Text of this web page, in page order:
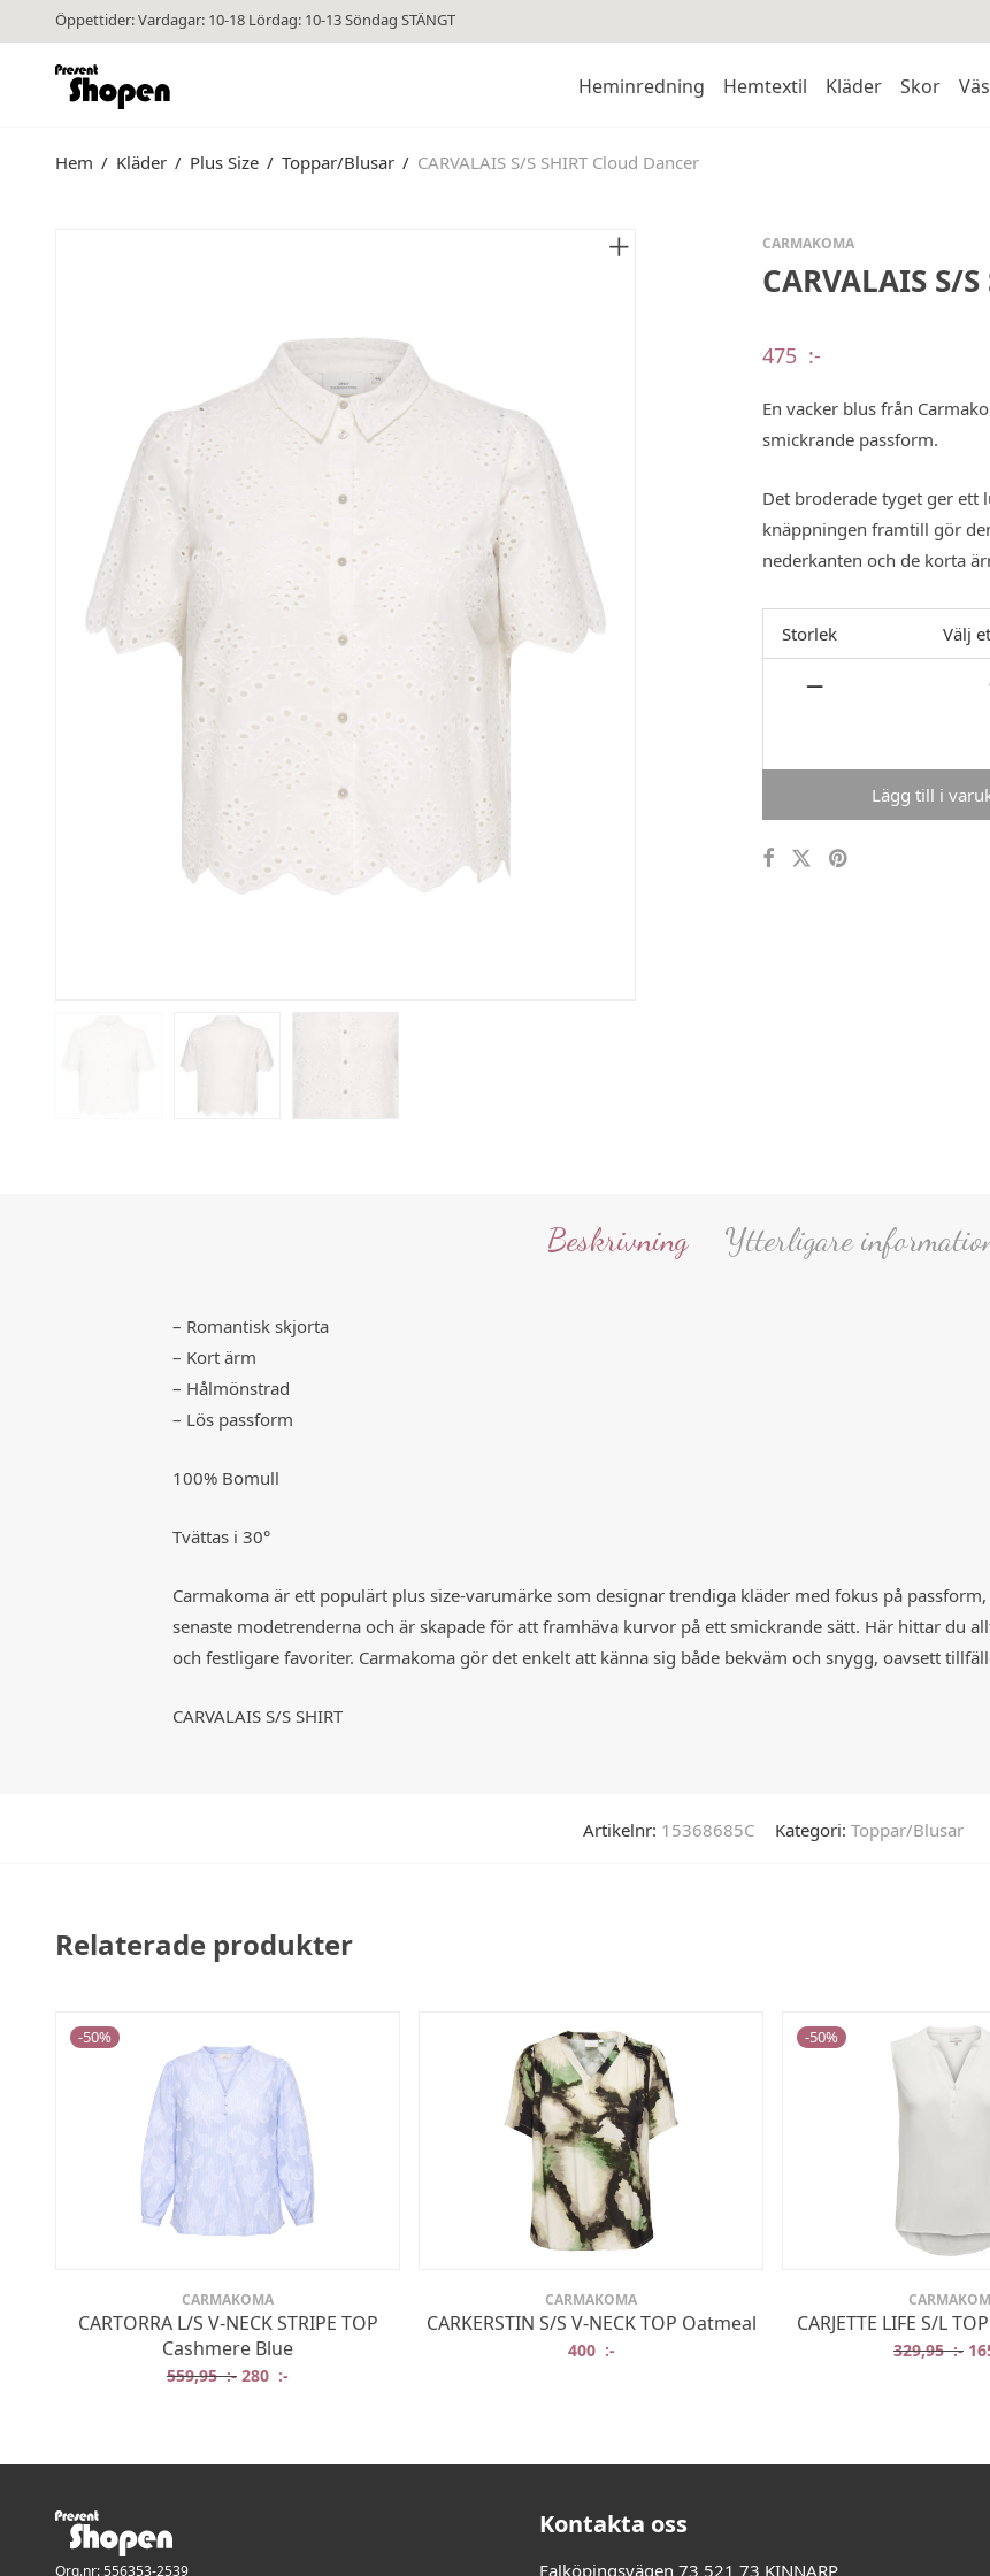
Öppettider: Vardagar: 10-18 Lördag: 10-13 Söndag STÄNGT
Heminredning Hemtextil Kläder Skor
Hem / Kläder / Plus Size / Toppar/Blusar / CARVALAIS S/S SHIRT Cloud Dancer
CARMAKOMA
CARVALAIS S/
475 :-
En vacker blus från
smickrande passform.
Det broderade tyget ger ett
knäppningen framtill gör
nederkanten och de korta
Storlek Välj
Lägg till i
Beskrivning Ytterligare
– Romantisk skjorta
– Kort ärm
– Hålmönstrad
– Lös passform
100% Bomull
Tvättas i 30°
Carmakoma är ett populärt plus size-varumärke som designar trendiga kläder med fokus på
senaste modetrenderna och är skapade för att framhäva kurvor på ett smickrande sätt. Här hittar du
och festligare favoriter. Carmakoma gör det enkelt att känna sig både bekväm och snygg, oavsett
CARVALAIS S/S SHIRT
Artikelnr: 15368685C Kategori: Toppar/Blusar
Relaterade produkter
-50%
CARMAKOMA
CARTORRA L/S V-NECK STRIPE TOP
Cashmere Blue
559,95:- Det ursprungliga priset var: 559,95 :-.
280 :-
CARMAKOMA
CARKERSTIN S/S V-NECK TOP Oatmeal
400 :-
-50%
CARJETTE LIFE S/L
329,95:-
Org.nr: 556353-2539
Kontakta oss
Falköpingsvägen 73 521 73 KINNARP